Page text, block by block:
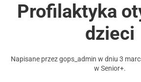
Profilaktyka
dzieci
Napisane przezgops_admin w dniu 3
w Senior+.